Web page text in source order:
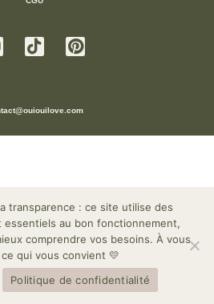
transparence : ce site utilise des
essentiels au bon fonctionnement,
comprendre vos besoins. À vous
qui vous convient 💛
Politique de confidentialité